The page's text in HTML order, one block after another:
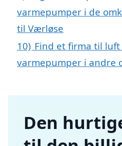
varmepumper i de
til Værløse
10) Find et firma til
varmepumper i andre
Den